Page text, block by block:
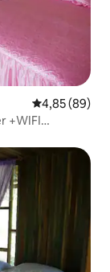
Note
4,85 (89)
+WIFI